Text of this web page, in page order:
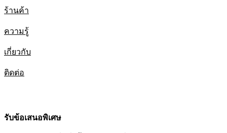
ร้านค้า
ความรู้
เกี่ยวกับ
ติดต่อ
รับข้อเสนอพิเศษ